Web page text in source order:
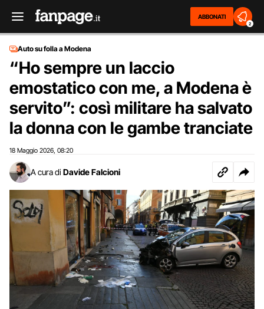
ABBONATI
2
Auto su folla a Modena
“Ho sempre un laccio
emostatico con me, a Modena è
servito”: così militare ha salvato
la donna con le gambe tranciate
18 Maggio 2026 08:20
A cura di Davide Falcioni